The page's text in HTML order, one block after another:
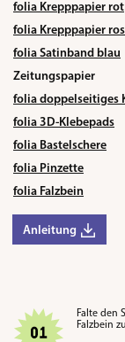
folia Krepppapier rot
folia Krepppapier
folia Satinband blau
Zeitungspapier
folia doppelseitiges
folia 3D-Klebepads
folia Bastelschere
folia Pinzette
folia Falzbein
Anleitung
Falte den
Falzbein